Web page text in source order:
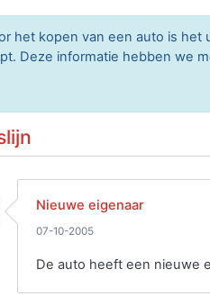
het kopen van een auto is het
Deze informatie hebben we
Nieuwe eigenaar
07-10-2005
De auto heeft een nieuwe